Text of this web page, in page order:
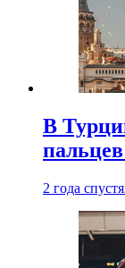
В
2 года спустя